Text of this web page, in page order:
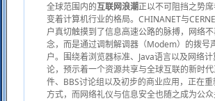
全球范围内的互联网浪潮正以不可阻挡之势
变着计算机行业的格局。CHINANET与
户真切触摸到了信息高速公路的脉搏，网络
念，而是通过调制解调器（Modem）的拨号
户。围绕着浏览器标准、Java语言以及网络
论，预示着一个资源共享与全球互联的新时
件、BBS讨论组以及初步的商业应用，正在
方式，而网络礼仪与信息安全也随之成为公众